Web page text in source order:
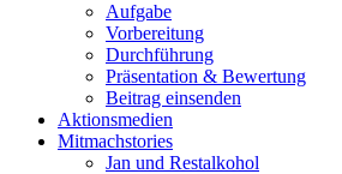
Aufgabe
Vorbereitung
Durchführung
Präsentation & Bewertung
Beitrag einsenden
Aktionsmedien
Mitmachstories
Jan und Restalkohol